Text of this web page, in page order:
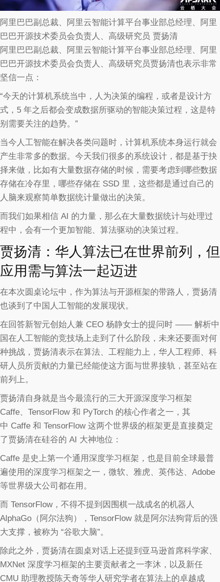
阿里巴巴副总裁、阿里云智能计算平台事业部总经理、阿里
巴巴开源技术委员会负责人、高级研究员 贾扬清
阿里巴巴副总裁、阿里云智能计算平台事业部总经理、阿里
巴巴开源技术委员会负责人、高级研究员贾扬清也表示非常
坚信一点：
“今天的计算机系统当中，人为决策的编程，或者是设计方
式，5 年之后都会变成数据所驱动的智能决策过程，这是特
别需要关注的趋势。”
当今人工智能在解决各类问题时，计算机系统本身运行就会
产生非常多的数据。今天我们很多的系统设计，都是基于抉
择来做，比如有大量数据存储的时候，需要考虑到哪些数据
存储在冷存里，哪些存储在 SSD 里，这些都是通过自己的
人脑来观察简单数据统计量做出的决策。
而我们如果相信 AI 的力量，那么在大量数据统计与处理过
程中，会有一个更加智能、算法驱动的决策过程。
贾扬清：华人算法已在世界前列，但
应用需与算法一起迈进
在本次圆桌论坛中，作为算法与开源框架的带路人，贾扬清
也谈到了中国人工智能的发展现状。
在回答新智元创始人兼 CEO 杨静女士的提问时 —— 解析中
国在人工智能的竞技场上走到了什么阶段，未来还要面对何
种挑战，贾扬清表示在算法、工程能力上，华人工程师、科
研人员所贡献的力量已经能使这方面与世界接轨，甚至站在
前列上。
贾扬清自身就是当今最流行的三大开源深度学习框架
Caffe、TensorFlow 和 PyTorch 的核心作者之一，其
中 Caffe 和 TensorFlow 这两个世界级的框架更是直接奠定
了贾扬清在硅谷的 AI 大神地位：
Caffe 是史上第一个通用深度学习框架，也是目前全球最普
遍使用的深度学习框架之一，微软、雅虎、英伟达、Adobe
等世界级大公司都在用。
而 TensorFlow，不得不提到因围棋一战成名的机器人
AlphaGo（阿尔法狗），TensorFlow 就是阿尔法狗背后的强
大支撑，被称为 “谷歌大脑”。
除此之外，贾扬清在圆桌对话上还提到亚马逊首席科学家、
MXNet 深度学习框架的主要贡献者之一李沐，以及新任
CMU 助理教授陈天奇等华人研究学者在算法上的卓越成